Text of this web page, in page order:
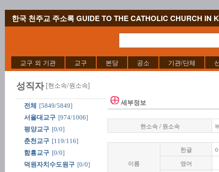
한국 천주교 주소록 GUIDE TO THE CATHOLIC CHURCH IN
교구 외 기관 교구 본당 공소 기관/단체
성직자 [현소속/원소속]
전체
[5849/5849]
서울대교구 [974/1006]
평양교구 [0/0]
춘천교구 [119/116]
함흥교구 [0/0]
덕원자치수도원구 [0/0]
세부정보
현소속 / 원소속
이름
한글
영어